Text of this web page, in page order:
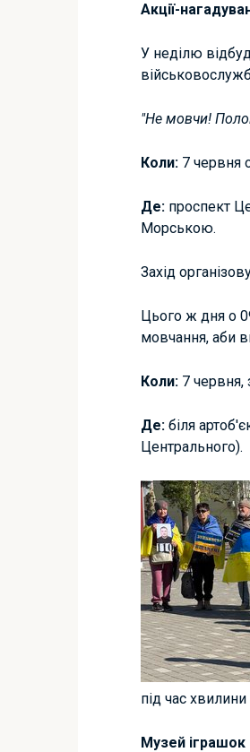
Акції-
У неділю
"Не мовчи!
Коли: 7 червня
Де: проспект
Морською.
Захід
Цього ж дня о
мовчання, аби
Коли: 7 червня,
Де: біля
Центрального).
під час
Музей іграшок